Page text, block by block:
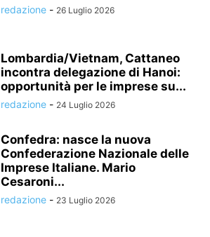
redazione - 26 Luglio 2026
Lombardia/Vietnam, Cattaneo
incontra delegazione di Hanoi:
opportunità per le imprese su...
redazione - 24 Luglio 2026
Confedra: nasce la nuova
Confederazione Nazionale delle
Imprese Italiane. Mario
Cesaroni...
redazione - 23 Luglio 2026